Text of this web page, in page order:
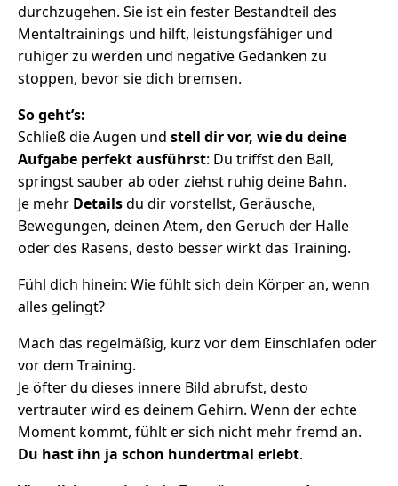
durchzugehen. Sie ist ein fester Bestandteil des
Mentaltrainings und hilft, leistungsfähiger und
ruhiger zu werden und negative Gedanken zu
stoppen, bevor sie dich bremsen.
So geht’s:
Schließ die Augen und stell dir vor, wie du deine
Aufgabe perfekt ausführst: Du triffst den Ball,
springst sauber ab oder ziehst ruhig deine Bahn.
Je mehr Detailsdu dir vorstellst, Geräusche,
Bewegungen, deinen Atem, den Geruch der Halle
oder des Rasens, desto besser wirkt das Training.
Fühl dich hinein: Wie fühlt sich dein Körper an, wenn
alles gelingt?
Mach das regelmäßig, kurz vor dem Einschlafen oder
vor dem Training.
Je öfter du dieses innere Bild abrufst, desto
vertrauter wird es deinem Gehirn. Wenn der echte
Moment kommt, fühlt er sich nicht mehr fremd an.
Du hast ihn ja schon hundertmal erlebt.